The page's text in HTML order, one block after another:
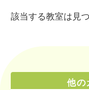
該当する教室は見
他の